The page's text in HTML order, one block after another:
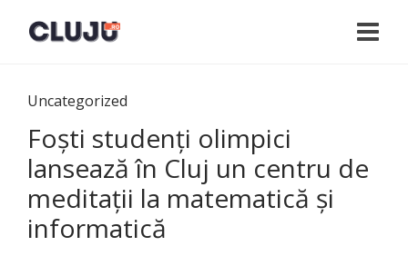
Uncategorized
Foști studenți olimpici
lansează în Cluj un centru de
meditații la matematică și
informatică